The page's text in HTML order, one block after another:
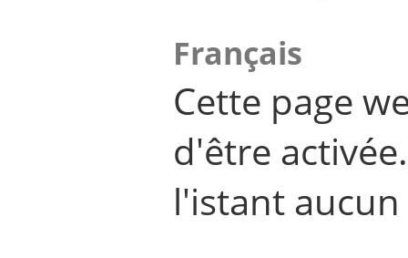
Français
Cette page
d'être
l'istant